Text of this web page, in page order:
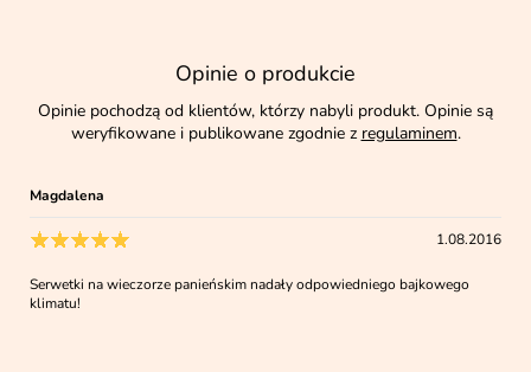
Opinie o produkcie
Opinie pochodzą od klientów, którzy nabyli produkt. Opinie są
weryfikowane i publikowane zgodnie z regulaminem.
Magdalena
1.08.2016
Serwetki na wieczorze panieńskim nadały odpowiedniego bajkowego
klimatu!